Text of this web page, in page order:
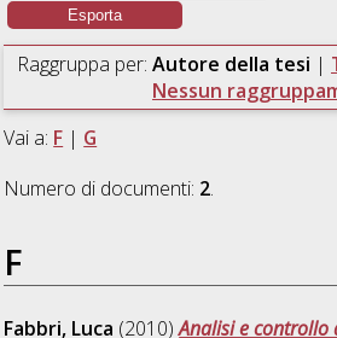
Raggruppa per: Autore della tesi |
Nessun
Vai a: F | G
Numero di documenti: 2.
F
Fabbri, Luca (2010)Analisi e